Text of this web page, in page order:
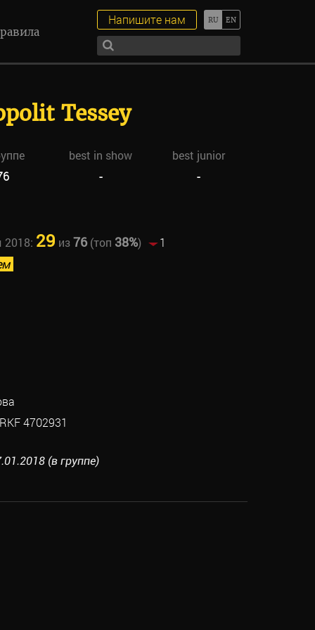
Напишите нам
Tessey
best in show
best junior
- -
2018: 29 из76(топ 38%)
1
4702931
(в группе)